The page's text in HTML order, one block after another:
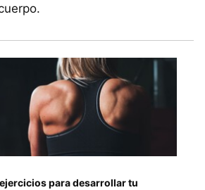
para desarrollar tu